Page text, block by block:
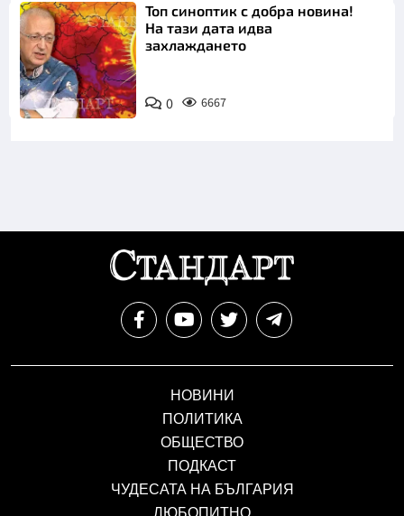
Топ синоптик с добра новина!
На тази дата идва
захлаждането
0 6667
НОВИНИ
ПОЛИТИКА
ОБЩЕСТВО
ПОДКАСТ
ЧУДЕСАТА НА БЪЛГАРИЯ
ЛЮБОПИТНО